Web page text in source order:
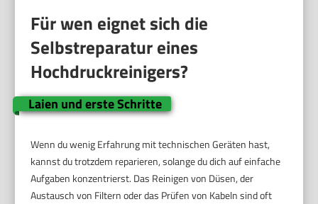
Für wen eignet sich die
Selbstreparatur eines
Hochdruckreinigers?
Laien und erste Schritte
Wenn du wenig Erfahrung mit technischen Geräten hast,
kannst du trotzdem reparieren, solange du dich auf einfache
Aufgaben konzentrierst. Das Reinigen von Düsen, der
Austausch von Filtern oder das Prüfen von Kabeln sind oft